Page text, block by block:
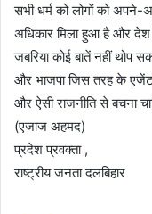
सभी धर्म को लोगों को अपने-
अधिकार मिला हुआ है और देश
जबरिया कोई बातें नहीं थोप
और भाजपा जिस तरह के एजेंट
और ऐसी राजनीति से बचना
(एजाज अहमद)
प्रदेश प्रवक्ता ,
राष्ट्रीय जनता दलबिहार